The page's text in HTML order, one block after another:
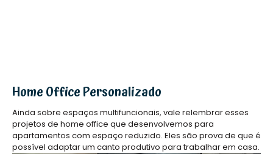
Home Office Personalizado
Ainda sobre espaços multifuncionais, vale relembrar esses
projetos de home office que desenvolvemos para
apartamentos com espaço reduzido. Eles são prova de que é
possível adaptar um canto produtivo para trabalhar em casa.